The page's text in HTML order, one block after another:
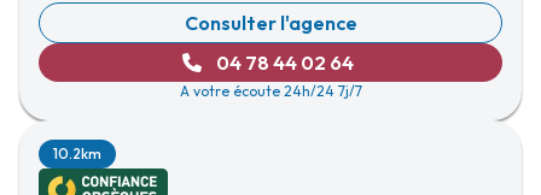
Consulter l'agence
04 78 44 02 64
A votre écoute 24h/24 7j/7
10.2km